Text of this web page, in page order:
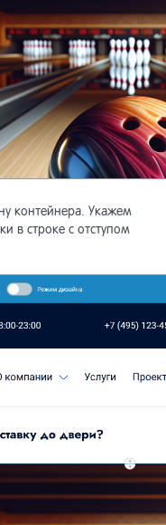
контейнера. Укажем
в строке с отступом